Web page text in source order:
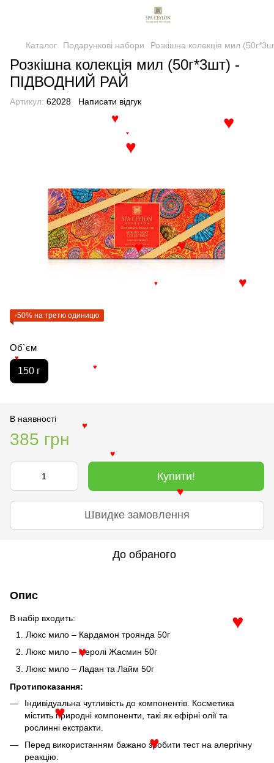
Каталог Подарункові набори Розкішна колекція мил
Розкішна колекція мил (50г*3шт) -
ПІДВОДНИЙ РАЙ
Артикул: 62028 Написати відгук
-50% на третю одиницю
Об`єм
150 г
В наявності
385 грн
Купити!
Швидке замовлення
До обраного
Опис
В набір входить:
Люкс мило – Кардамон троянда 50г
Люкс мило – Неролі Жасмин 50г
Люкс мило – Ладан та Лайм 50г
Протипоказання:
Індивідуальна чутливість до компонентів. Косметика
містить природні компоненти, такі як ефірні олії та
рослинні екстракти.
Перед використанням бажано зробити тест на алергічну
реакцію.
♥
♥ ♥
♥
♥
♥
♥
♥
♥
♥
♥
♥
♥
♥
♥
♥
♥